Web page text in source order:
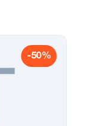
-50%